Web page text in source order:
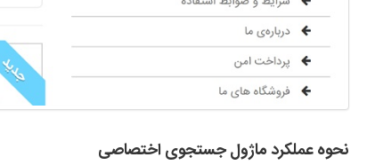
نحوه عملکرد ماژول جستجوی اختصاصی